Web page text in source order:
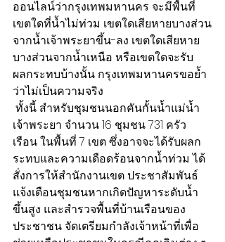
ออนไลน์ว่ากรุงเทพมหานคร จะมีพื้นที่
เขตใดที่น้ำไม่ท่วม เขตใดเสียหายบางส่วน
จากน้ำเจ้าพระยาขึ้น-ลง เขตใดเสียหาย
บางส่วนจากน้ำเหนือ หรือเขตใดจะรับ
ผลกระทบบ้างนั้น กรุงเทพมหานครขอย้ำ
ว่าไม่เป็นความจริง
ทั้งนี้ สำหรับชุมชนนอกคันกั้นน้ำแม่น้ำ
เจ้าพระยา จำนวน 16 ชุมชน 731 ครัว
เรือน ในพื้นที่ 7 เขต ซึ่งอาจจะได้รับผลก
ระทบและความเดือดร้อนจากน้ำท่วม ได้
สั่งการให้สำนักงานเขต ประชาสัมพันธ์
แจ้งเตือนชุมชนหากเกิดปัญหาระดับน้ำ
ขึ้นสูง และสำรวจพื้นที่บ้านเรือนของ
ประชาชน จัดเตรียมกำลังเจ้าหน้าที่เพื่อ